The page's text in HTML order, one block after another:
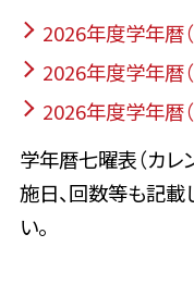
2026年度学年暦（
2026年度学年暦
2026年度学年暦
学年暦七曜表（カレ
施日、回数等も記載
い。